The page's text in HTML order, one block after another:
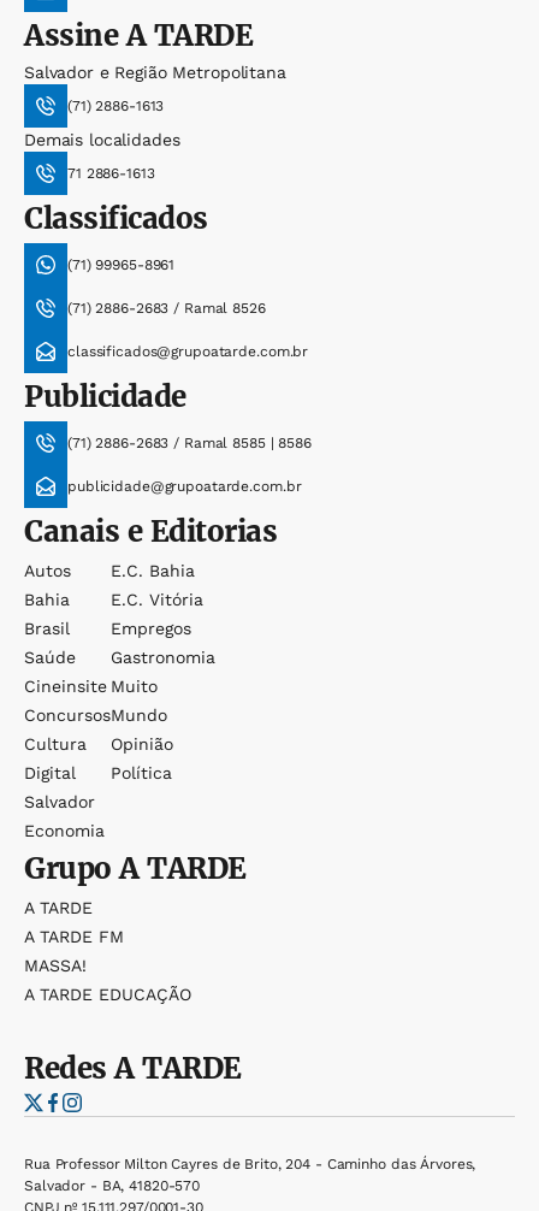
AssineA TARDE
Salvador e Região Metropolitana
(71) 2886-1613
Demais localidades
71 2886-1613
Classificados
(71) 99965-8961
(71) 2886-2683 / Ramal 8526
classificados@grupoatarde.com.br
Publicidade
(71) 2886-2683 / Ramal 8585 | 8586
publicidade@grupoatarde.com.br
Canais e Editorias
Autos
Bahia
Brasil
Saúde
Cineinsite
Concursos
Cultura
Digital
Salvador
Economia
E.c. Bahia
E.c. Vitória
Empregos
Gastronomia
Muito
Mundo
Opinião
Política
GrupoA TARDE
A TARDE
A TARDE FM
MASSA!
A TARDE EDUCAÇÃO
RedesA TARDE
Rua Professor Milton Cayres de Brito, 204 - Caminho das Árvores,
Salvador - BA, 41820-570
CNPJ nº 15.111.297/0001-30